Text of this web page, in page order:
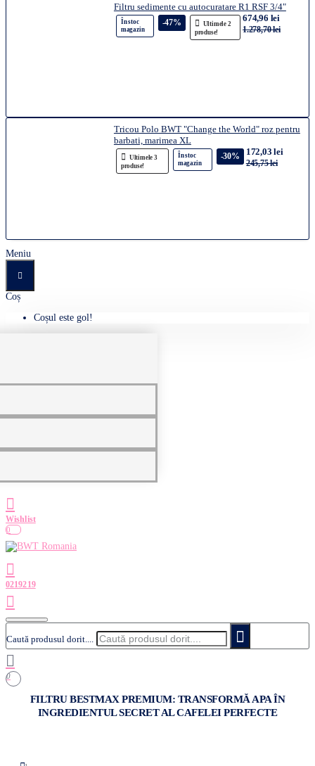
Filtru sedimente cu autocuratare R1 RSF 3/4"
Ultimele 2
produse!
În stoc
magazin
-47% 674,96 lei
1.278,70 lei
Tricou Polo BWT "Change the World" roz pentru
barbati, marimea XL
Ultimele 3
produse!
În stoc
magazin
-30% 172,03 lei
245,75 lei
Meniu
Coș
Coșul este gol!
0
Caută produsul dorit....
0
FILTRU BESTMAX PREMIUM: TRANSFORMĂ APA ÎN
INGREDIENTUL SECRET AL CAFELEI PERFECTE